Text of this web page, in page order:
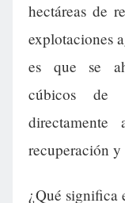
hectáreas de
explotaciones
es que se
cúbicos de
recuperación
¿Qué significa